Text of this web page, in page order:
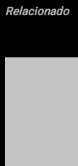
Relacionado